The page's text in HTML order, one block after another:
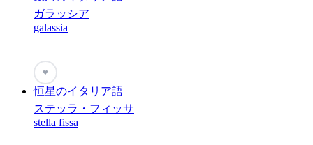
ガラッシア
galassia
♥
恒星のイタリア語
ステッラ・フィッサ
stella fissa